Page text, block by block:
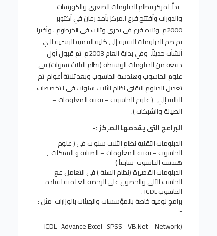
بدأ المركز بنظام الدبلومات الصغرى والكورسات
والدورات وأفتتح فرع المركز بأمد رمان في أكتوبر
2000م وتلاه فرع في بحري وثالث في الخرطوم . وأخيرا
تم ضم الدبلومات التقنية إلى كليه التنمية البشرية التي
أنشأت حديثاً.
وفي بداية العام 2003م تم قبول أول
دفعه من الدبلومات الوسيطة (نظام الثلاث سنوات) في
علوم الحاسوب وهندسة الحاسوب وبعد ثلاثة أعوام تم
تعديل الدبلوم التقني نظام الثلاث سنوات في التخصصات
التالية إلي ( علوم الحاسوب – تقنية المعلومات –
الصيانة والشبكات ).
البرامج التي يقدمها المركز :-
الدبلومات التقنية نظام الثلاث سنوات في ( علوم
الحاسوب – تقنية المعلومات – الصيانة و الشبكات ,
هندسة الحاسوب سابقاً )
الدبلومات القصيرة (نظام السنة ) في التعامل مع
الحاسب الآلي والحصول على الرخصة العالمية لقياده
الحاسوبICDL
.
برامج نوعيه خاصة بالمؤسسات والهيئات بالوزارات مثل :
-
(ICDL -Advance Excel- SPSS - VB.Net – Network